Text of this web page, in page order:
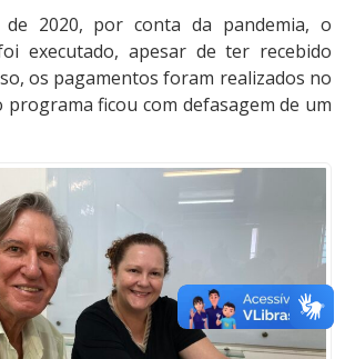
2020, por conta da pandemia, o
executado, apesar de ter recebido
os pagamentos foram realizados no
ficou com defasagem de um